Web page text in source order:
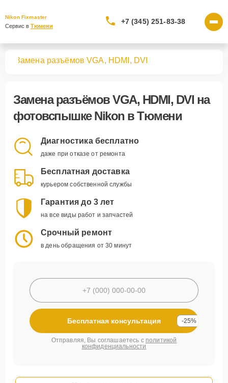
Nikon Fixmaster
Сервис в Тюмени
+7 (345) 251-83-38
Замена разъёмов VGA, HDMI, DVI
Замена разъёмов VGA, HDMI, DVI на
фотовспышке Nikon в Тюмени
Диагностика бесплатно
даже при отказе от ремонта
Бесплатная доставка
курьером собственной службы
Гарантия до 3 лет
на все виды работ и запчастей
Срочный ремонт
в день обращения от 30 минут
Бесплатная консультация -25%
Отправляя, Вы соглашаетесь с политикой
конфиденциальности